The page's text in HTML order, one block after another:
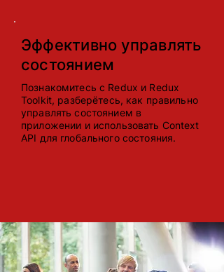
Эффективно управлять
состоянием
Познакомитесь с Redux и Redux
Toolkit, разберётесь, как правильно
управлять состоянием в
приложении и использовать Context
API для глобального состояния.